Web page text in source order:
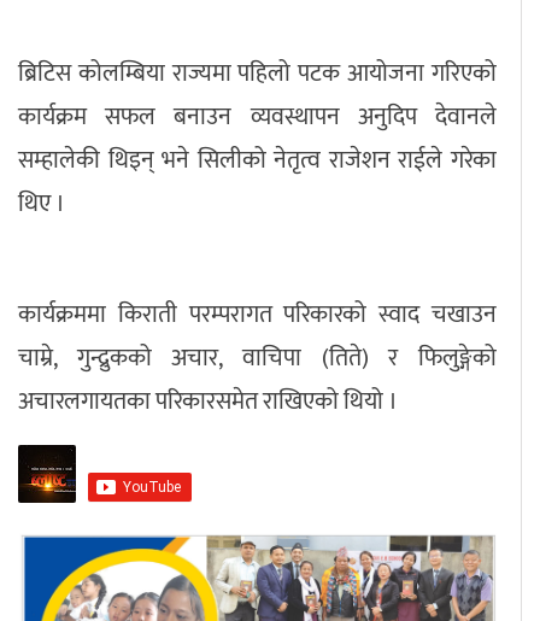
ब्रिटिस कोलम्बिया राज्यमा पहिलो पटक आयोजना गरिएको
कार्यक्रम सफल बनाउन व्यवस्थापन अनुदिप देवानले
सम्हालेकी थिइन् भने सिलीको नेतृत्व राजेशन राईले गरेका
थिए ।
कार्यक्रममा किराती परम्परागत परिकारको स्वाद चखाउन
चाम्रे, गुन्द्रुकको अचार, वाचिपा (तिते) र फिलुङ्गेको
अचारलगायतका परिकारसमेत राखिएको थियो ।